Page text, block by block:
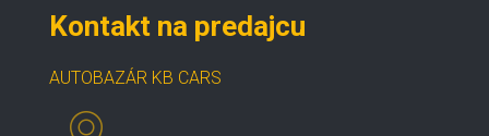
Kontakt na predajcu
AUTOBAZÁR KB CARS